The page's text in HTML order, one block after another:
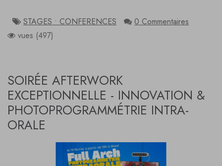
STAGES • CONFERENCES
0 Commentaires
vues (497)
SOIRÉE AFTERWORK
EXCEPTIONNELLE - INNOVATION &
PHOTOPROGRAMMÉTRIE INTRA-
ORALE